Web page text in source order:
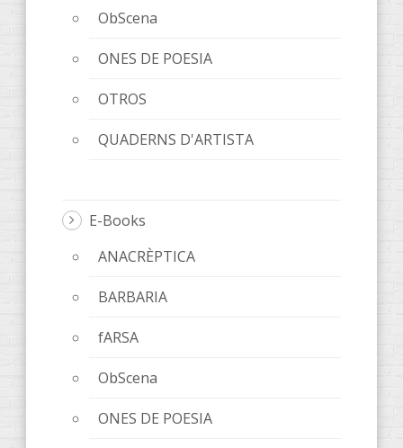
ObScena
ONES DE POESIA
OTROS
QUADERNS D'ARTISTA
E-Books
ANACRÈPTICA
BARBARIA
fARSA
ObScena
ONES DE POESIA